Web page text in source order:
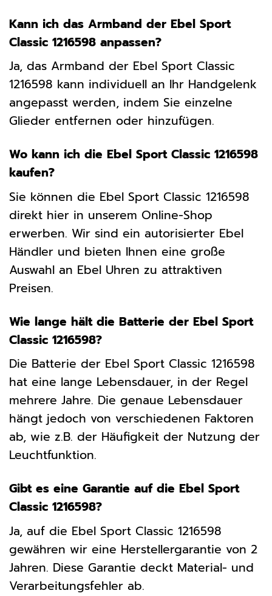
Kann ich das Armband der Ebel Sport
Classic 1216598 anpassen?
Ja, das Armband der Ebel Sport Classic
1216598 kann individuell an Ihr Handgelenk
angepasst werden, indem Sie einzelne
Glieder entfernen oder hinzufügen.
Wo kann ich die Ebel Sport Classic 1216598
kaufen?
Sie können die Ebel Sport Classic 1216598
direkt hier in unserem Online-Shop
erwerben. Wir sind ein autorisierter Ebel
Händler und bieten Ihnen eine große
Auswahl an Ebel Uhren zu attraktiven
Preisen.
Wie lange hält die Batterie der Ebel Sport
Classic 1216598?
Die Batterie der Ebel Sport Classic 1216598
hat eine lange Lebensdauer, in der Regel
mehrere Jahre. Die genaue Lebensdauer
hängt jedoch von verschiedenen Faktoren
ab, wie z.B. der Häufigkeit der Nutzung der
Leuchtfunktion.
Gibt es eine Garantie auf die Ebel Sport
Classic 1216598?
Ja, auf die Ebel Sport Classic 1216598
gewähren wir eine Herstellergarantie von 2
Jahren. Diese Garantie deckt Material- und
Verarbeitungsfehler ab.